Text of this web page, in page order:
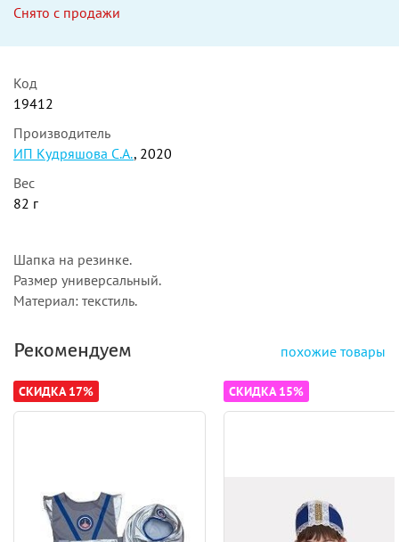
Снято с продажи
Код
19412
Производитель
ИП Кудряшова С.А., 2020
Вес
82 г
Шапка на резинке.
Размер универсальный.
Материал: текстиль.
Рекомендуем похожие товары
СКИДКА 17% СКИДКА 15%